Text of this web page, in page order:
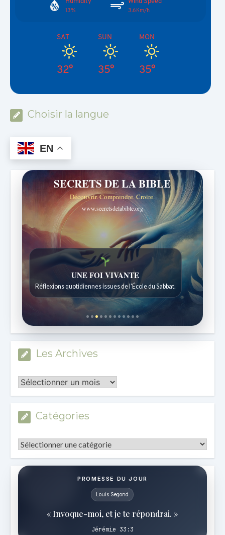
13% 3.6Km/h
SAT
32°
SUN
35°
MON
35°
Choisir la langue
EN
SECRETS DE LA BIBLE
Découvrir. Comprendre. Croire.
www.secretsdelabible.org
UNE FOI VIVANTE
Réflexions quotidiennes issues de l'École du Sabbat.
Les Archives
Les
Archives
Catégories
Catégories
PROMESSE DU JOUR
Louis Segond
« Invoque-moi, et je te répondrai. »
Jérémie 33:3